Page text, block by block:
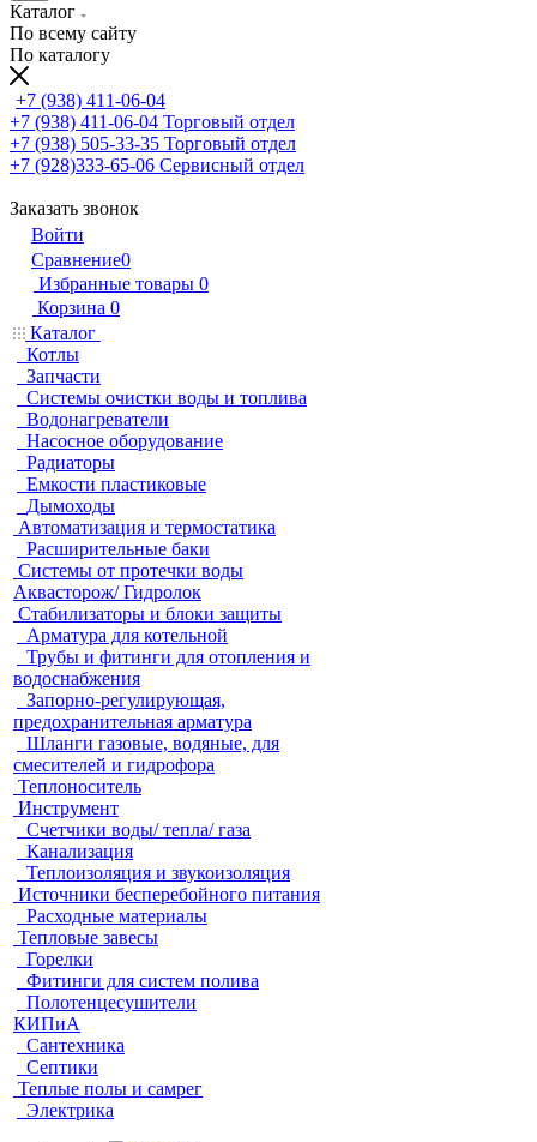
Каталог
По всему сайту
По каталогу
+7 (938) 411-06-04
+7 (938) 411-06-04 Торговый отдел
+7 (938) 505-33-35 Торговый отдел
+7 (928)333-65-06 Сервисный отдел
Заказать звонок
Войти
Сравнение0
Избранные товары 0
Корзина 0
Каталог
Котлы
Запчасти
Системы очистки воды и топлива
Водонагреватели
Насосное оборудование
Радиаторы
Емкости пластиковые
Дымоходы
Автоматизация и термостатика
Расширительные баки
Системы от протечки воды
Аквасторож/ Гидролок
Стабилизаторы и блоки защиты
Арматура для котельной
Трубы и фитинги для отопления и
водоснабжения
Запорно-регулирующая,
предохранительная арматура
Шланги газовые, водяные, для
смесителей и гидрофора
Теплоноситель
Инструмент
Счетчики воды/ тепла/ газа
Канализация
Теплоизоляция и звукоизоляция
Источники бесперебойного питания
Расходные материалы
Тепловые завесы
Горелки
Фитинги для систем полива
Полотенцесушители
КИПиА
Сантехника
Септики
Теплые полы и самрег
Электрика